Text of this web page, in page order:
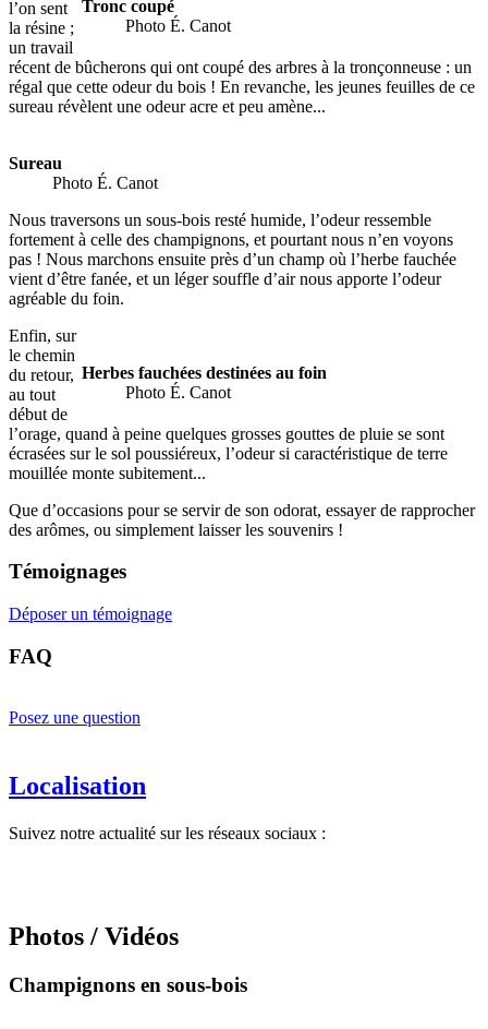
Tronc coupé
Photo É. Canot
l’on sent
la résine ;
un travail
récent de bûcherons qui ont coupé des arbres à la tronçonneuse : un
régal que cette odeur du bois ! En revanche, les jeunes feuilles de ce
sureau révèlent une odeur acre et peu amène...
Sureau
Photo É. Canot
Nous traversons un sous-bois resté humide, l’odeur ressemble
fortement à celle des champignons, et pourtant nous n’en voyons
pas ! Nous marchons ensuite près d’un champ où l’herbe fauchée
vient d’être fanée, et un léger souffle d’air nous apporte l’odeur
agréable du foin.
Herbes fauchées destinées au foin
Photo É. Canot
Enfin, sur
le chemin
du retour,
au tout
début de
l’orage, quand à peine quelques grosses gouttes de pluie se sont
écrasées sur le sol poussiéreux, l’odeur si caractéristique de terre
mouillée monte subitement...
Que d’occasions pour se servir de son odorat, essayer de rapprocher
des arômes, ou simplement laisser les souvenirs !
Témoignages
Déposer un témoignage
FAQ
Posez une question
Localisation
Suivez notre actualité sur les réseaux sociaux :
Photos / Vidéos
Champignons en sous-bois